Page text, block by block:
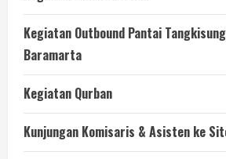
Kegiatan Outbound Pantai
Baramarta
Kegiatan Qurban
Kunjungan Komisaris & Asisten ke